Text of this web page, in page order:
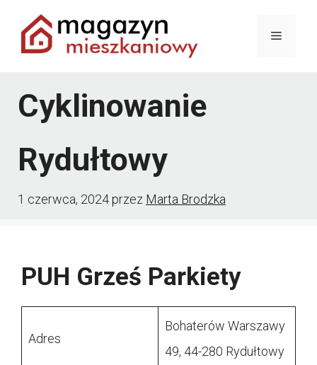
Przejdź
Menu
Cyklinowanie
Rydułtowy
1 czerwca, 2024przez Marta Brodzka
PUH Grześ Parkiety
Adres
Bohaterów Warszawy
49, 44-280 Rydułtowy